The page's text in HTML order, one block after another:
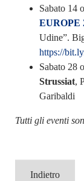
Sabato 14
EUROPE
Udine”.
https://
Sabato 28
Strussiat,
Garibaldi
Tutti gli eventi
Indietro